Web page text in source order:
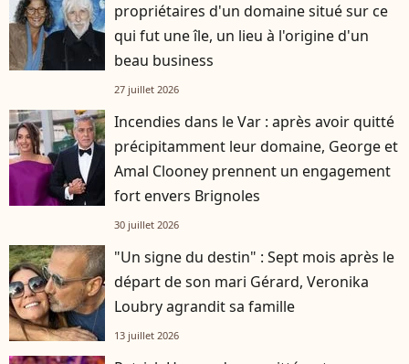
propriétaires d'un domaine situé sur ce
qui fut une île, un lieu à l'origine d'un
beau business
27 juillet 2026
Incendies dans le Var : après avoir quitté
précipitamment leur domaine, George et
Amal Clooney prennent un engagement
fort envers Brignoles
30 juillet 2026
"Un signe du destin" : Sept mois après le
départ de son mari Gérard, Veronika
Loubry agrandit sa famille
13 juillet 2026